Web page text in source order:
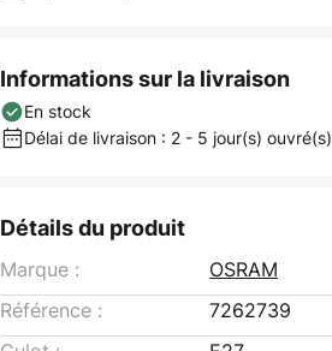
Informations sur la livraison
En stock
Délai de livraison : 2 - 5 jour(s) ouvré(s)
Détails du produit
Marque :
OSRAM
Référence :
7262739